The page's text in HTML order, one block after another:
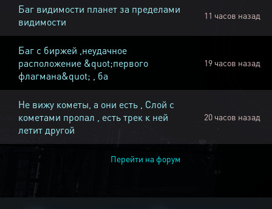
Баг видимости планет за пределами
видимости
11 часов назад
Баг с биржей ,неудачное
расположение &quot;первого
флагмана&quot; , ба
19 часов назад
Не вижу кометы, а они есть , Слой с
кометами пропал , есть трек к ней
летит другой
20 часов назад
Перейти на форум